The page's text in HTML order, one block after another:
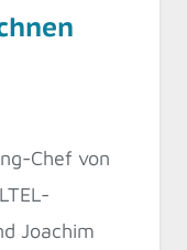
Chef von
Joachim